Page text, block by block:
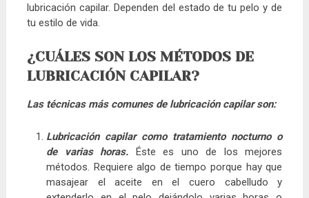
lubricación capilar. Dependen del estado de tu pelo y de
tu estilo de vida.
¿CUÁLES SON LOS MÉTODOS DE
LUBRICACIÓN CAPILAR?
Las técnicas más comunes de lubricación capilar son:
Lubricación capilar como tratamiento nocturno o
de varias horas. Éste es uno de los mejores
métodos. Requiere algo de tiempo porque hay que
masajear el aceite en el cuero cabelludo y